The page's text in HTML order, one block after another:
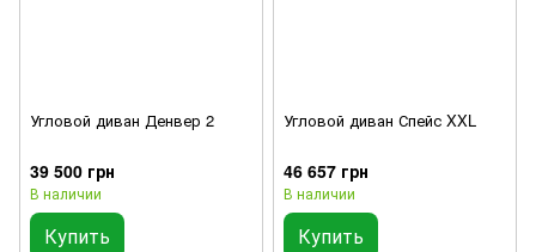
Угловой диван Денвер 2
39 500 грн
В наличии
Купить
Угловой диван Спейс XXL
46 657 грн
В наличии
Купить